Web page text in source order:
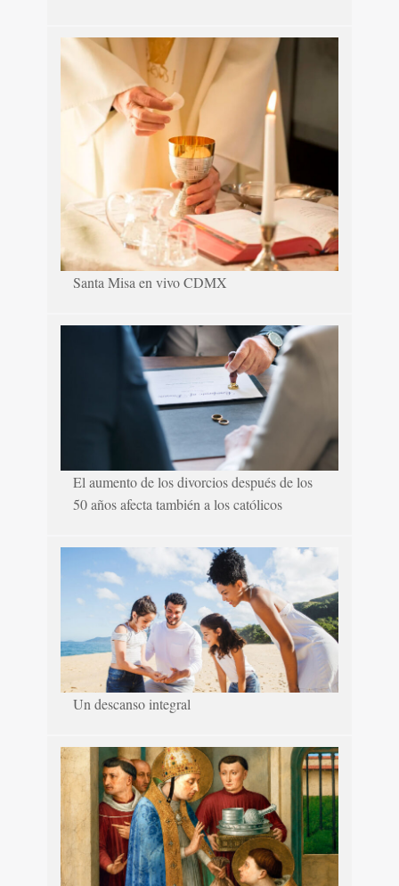
Santa Misa en vivo CDMX
El aumento de los divorcios después de los
50 años afecta también a los católicos
Un descanso integral